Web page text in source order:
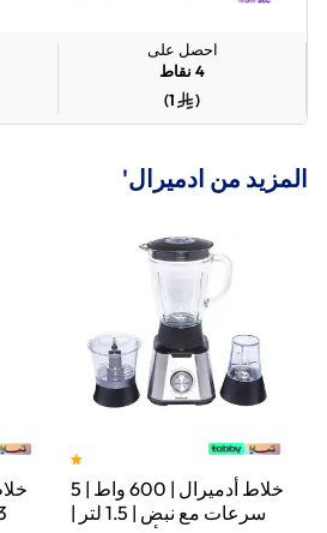
احصل على
4 نقاط
(
1
)
المزيد من ادميرال'
خلاط أدميرال | 600 واط | 5
سرعات مع نبض | 1.5 لتر |